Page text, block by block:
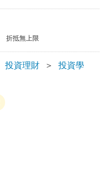
折抵無上限
投資理財 ＞ 投資學